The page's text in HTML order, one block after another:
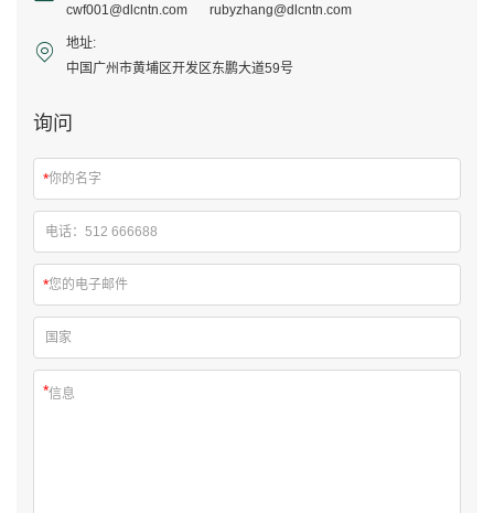
cwf001@dlcntn.com
rubyzhang@dlcntn.com
地址:
中国广州市黄埔区开发区东鹏大道59号
询问